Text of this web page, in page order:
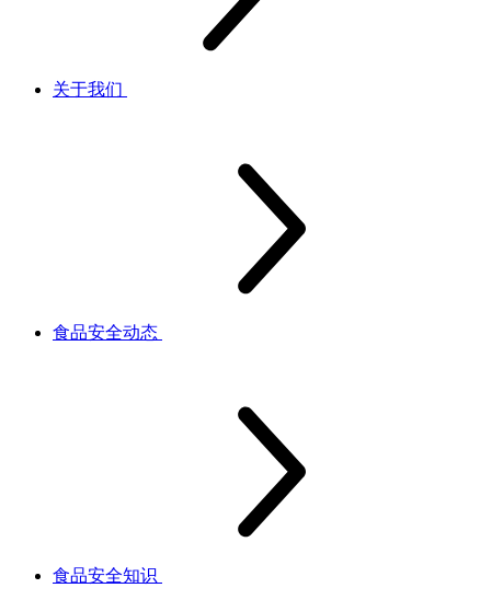
关于我们
食品安全动态
食品安全知识